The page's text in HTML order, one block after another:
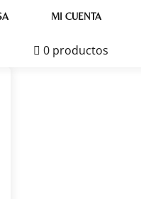
MI CUENTA
0 productos